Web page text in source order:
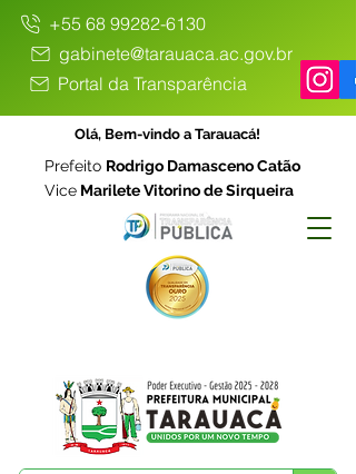
+55 68 99282-6130
gabinete@tarauaca.ac.gov.br
Portal da Transparência
Olá, Bem-vindo a Tarauacá!
Prefeito Rodrigo Damasceno Catão
Vice Marilete Vitorino de Sirqueira